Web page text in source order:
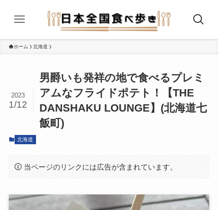
ホーム 北海道
男爵いも発祥の地で食べるプレミ
アムなフライドポテト！【THE
DANSHAKU LOUNGE】(北海道七
飯町)
2023
1/12
北海道
当ページのリンクには広告が含まれています。